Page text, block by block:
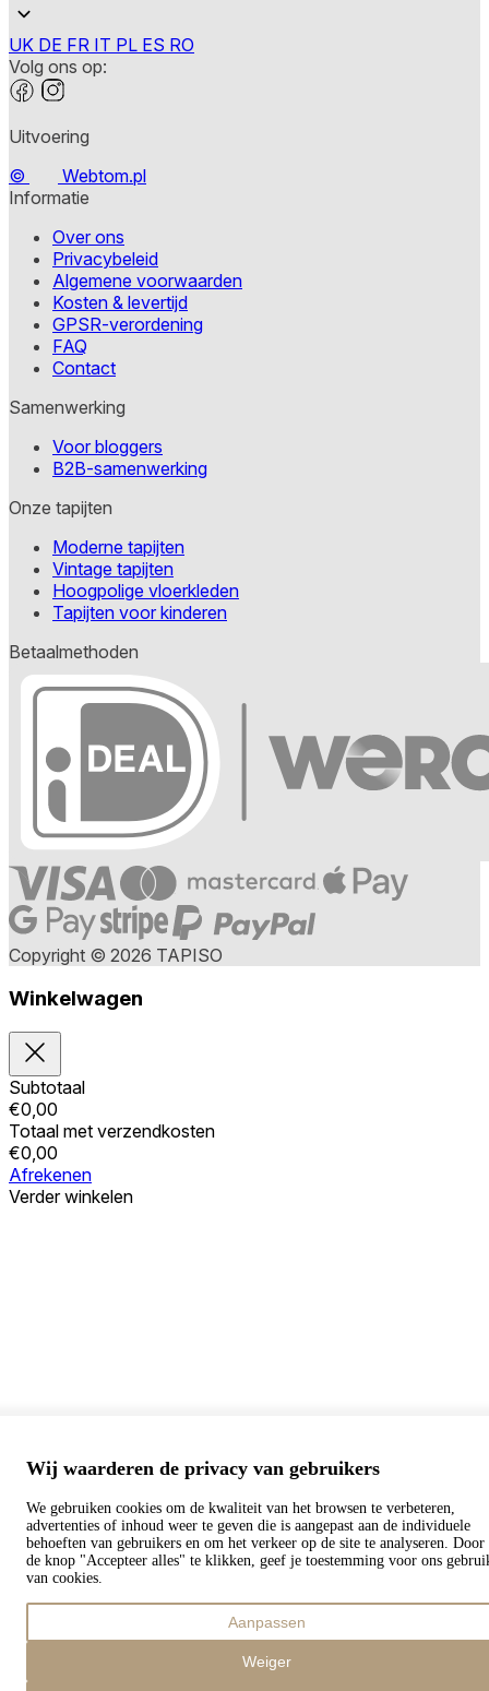
UK DE FR IT PL ES RO
Volg ons op:
Uitvoering
©
Webtom.pl
Informatie
Over ons
Privacybeleid
Algemene voorwaarden
Kosten & levertijd
GPSR-verordening
FAQ
Contact
Samenwerking
Voor bloggers
B2B-samenwerking
Onze tapijten
Moderne tapijten
Vintage tapijten
Hoogpolige vloerkleden
Tapijten voor kinderen
Betaalmethoden
Copyright © 2026 TAPISO
Wij waarderen de privacy van gebruikers
We gebruiken cookies om de kwaliteit van het browsen te verbeteren,
advertenties of inhoud weer te geven die is aangepast aan de individuele
behoeften van gebruikers en om het verkeer op de site te analyseren. Door
de knop "Accepteer alles" te klikken, geef je toestemming voor ons
van cookies.
Aanpassen
Weiger
Winkelwagen
Subtotaal
€0,00
Totaal met verzendkosten
€0,00
Afrekenen
Verder winkelen